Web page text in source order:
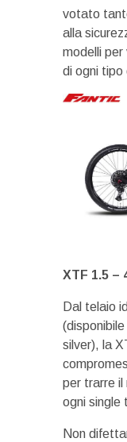
votato
alla
modelli per
di ogni tipo
XTF 1.5 –
Dal telaio
silver), la
per trarre il
ogni single
Non